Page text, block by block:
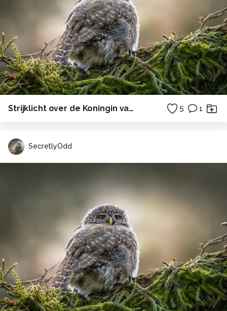
Strijklicht over de Koningin van de pages 5 1
SecretlyOdd